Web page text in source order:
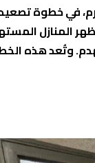
وبنايات سكنية في مخيم
المنازل